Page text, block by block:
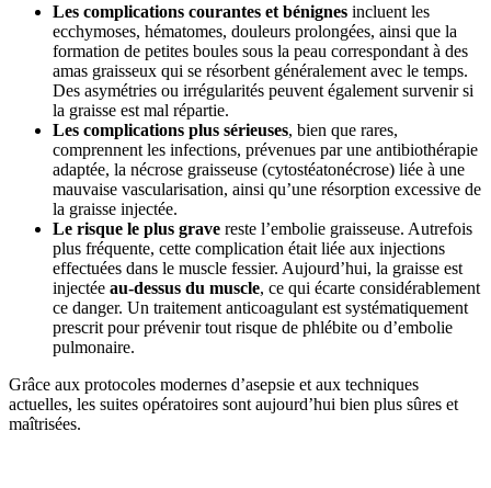
Les complications courantes et bénignes incluent les
ecchymoses, hématomes, douleurs prolongées, ainsi que la
formation de petites boules sous la peau correspondant à des
amas graisseux qui se résorbent généralement avec le temps.
Des asymétries ou irrégularités peuvent également survenir si
la graisse est mal répartie.
Les complications plus sérieuses, bien que rares,
comprennent les infections, prévenues par une antibiothérapie
adaptée, la nécrose graisseuse (cytostéatonécrose) liée à une
mauvaise vascularisation, ainsi qu’une résorption excessive de
la graisse injectée.
Le risque le plus grave reste l’embolie graisseuse. Autrefois
plus fréquente, cette complication était liée aux injections
effectuées dans le muscle fessier. Aujourd’hui, la graisse est
injectée au-dessus du muscle, ce qui écarte considérablement
ce danger. Un traitement anticoagulant est systématiquement
prescrit pour prévenir tout risque de phlébite ou d’embolie
pulmonaire.
Grâce aux protocoles modernes d’asepsie et aux techniques
actuelles, les suites opératoires sont aujourd’hui bien plus sûres et
maîtrisées.